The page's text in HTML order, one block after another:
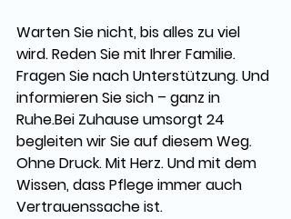
Warten Sie nicht, bis alles zu viel
wird. Reden Sie mit Ihrer Familie.
Fragen Sie nach Unterstützung. Und
informieren Sie sich – ganz in
Ruhe.Bei Zuhause umsorgt 24
begleiten wir Sie auf diesem Weg.
Ohne Druck. Mit Herz. Und mit dem
Wissen, dass Pflege immer auch
Vertrauenssache ist.